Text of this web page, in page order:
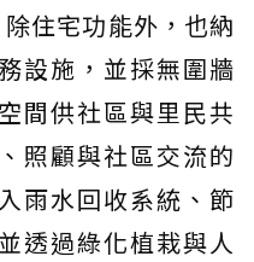
住宅功能外，也納
設施，並採無圍牆
間供社區與里民共
照顧與社區交流的
雨水回收系統、節
透過綠化植栽與人